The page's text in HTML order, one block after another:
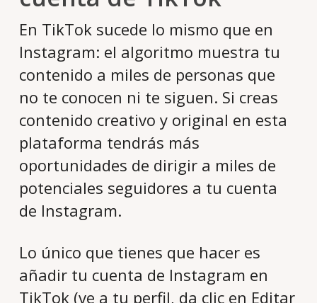
En TikTok sucede lo mismo que en
Instagram: el algoritmo muestra tu
contenido a miles de personas que
no te conocen ni te siguen. Si creas
contenido creativo y original en esta
plataforma tendrás más
oportunidades de dirigir a miles de
potenciales seguidores a tu cuenta
de Instagram.
Lo único que tienes que hacer es
añadir tu cuenta de Instagram en
TikTok (ve a tu perfil, da clic en Editar